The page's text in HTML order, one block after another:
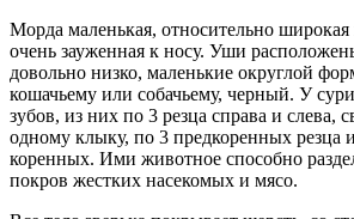
Морда маленькая, относительно
очень зауженная к носу. Уши
довольно низко, маленькие округлой
кошачьему или собачьему, черный. У
зубов, из них по 3 резца справа и слева,
одному клыку, по 3 предкоренных резца
коренных. Ими животное способно
покров жестких насекомых и мясо.